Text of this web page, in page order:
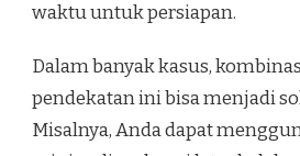
waktu untuk persiapan.
Dalam banyak kasus,
pendekatan ini bisa menjadi
Misalnya, Anda dapat